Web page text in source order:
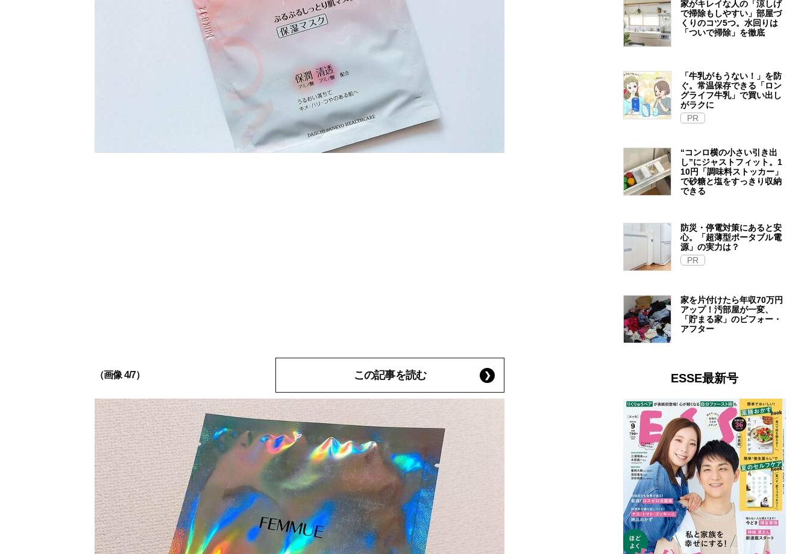
（画像 4/7） この記事を読む
家がキレイな人の「涼しげ
で掃除もしやすい」部屋づ
くりのコツ5つ。水回りは
「ついで掃除」を徹底
「牛乳がもうない！」を防
ぐ。常温保存できる「ロン
グライフ牛乳」で買い出し
がラクに
PR
“コンロ横の小さい引き出
し”にジャストフィット。1
10円「調味料ストッカー」
で砂糖と塩をすっきり収納
できる
防災・停電対策にあると安
心。「超薄型ポータブル電
源」の実力は？​
PR
家を片付けたら年収70万円
アップ！汚部屋が一変、
「貯まる家」のビフォー・
アフター
ESSE最新号